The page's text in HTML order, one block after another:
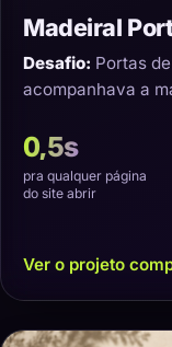
Madeiral
Desafio: Portas
acompanhava a
0,5s
pra qualquer página
do site abrir
Ver o projeto